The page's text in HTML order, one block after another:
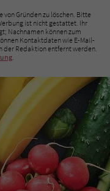
von Gründen zu löschen. Bitte
ist nicht gestattet. Ihr
Nachnamen können zum
Kontaktdaten wie E-Mail-
der Redaktion entfernt werden.